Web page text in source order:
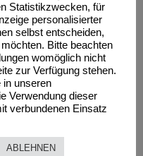
Statistikzwecken, für
personalisierter
selbst entscheiden,
Bitte beachten
womöglich nicht
zur Verfügung stehen.
in unseren
Verwendung dieser
verbundenen Einsatz
ABLEHNEN